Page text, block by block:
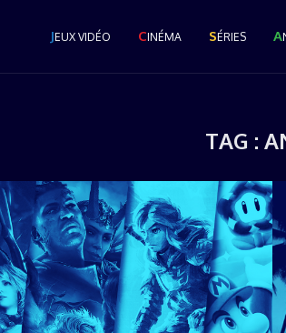
JEUX VIDÉO CINÉMA SÉRIES A
TAG :